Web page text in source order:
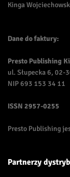
Kinga
Dane do faktury:
Presto Publishing
ul. Słupecka 6, 02-
NIP 693 153 34 11
ISSN 2957-0255
Presto Publishing
Partnerzy